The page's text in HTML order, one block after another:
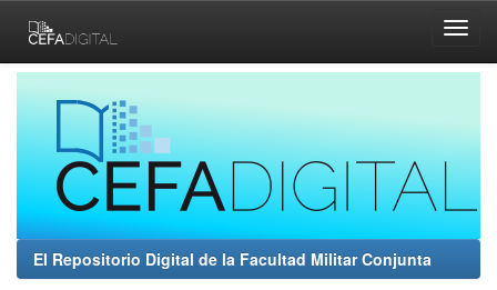
navigation
El Repositorio Digital de la Facultad Militar Conjunta